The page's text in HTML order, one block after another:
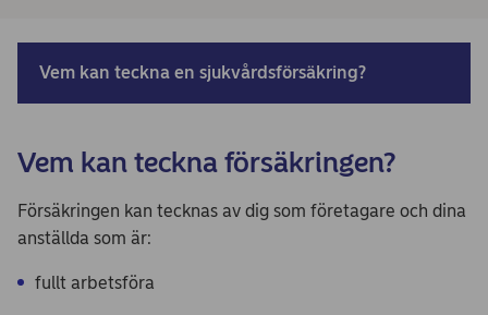
Vem kan teckna en sjukvårdsförsäkring?
Vem kan teckna försäkringen?
Försäkringen kan tecknas av dig som företagare och dina
anställda som är:
fullt arbetsföra